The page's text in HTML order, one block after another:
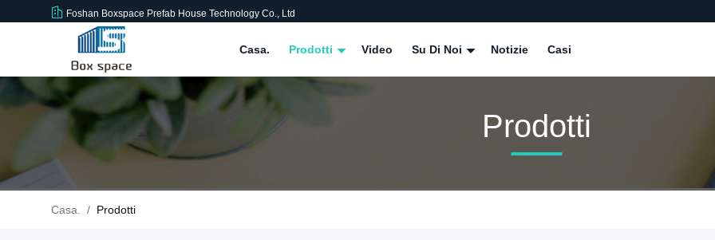
Foshan Boxspace Prefab House Technology Co., Ltd
Casa. Prodotti Video Su Di Noi Notizie Casi
Prodotti
Casa. / Prodotti